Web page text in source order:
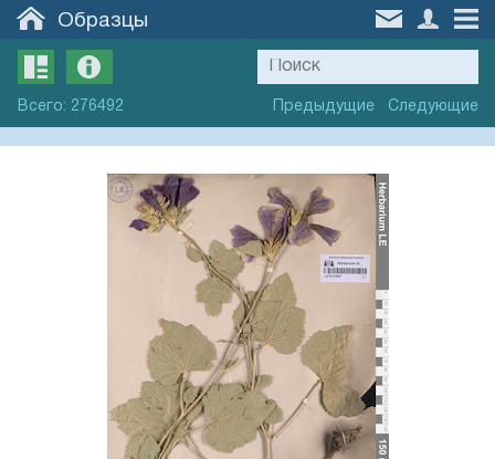
Образцы
Всего: 276492 Предыдущие Следующие